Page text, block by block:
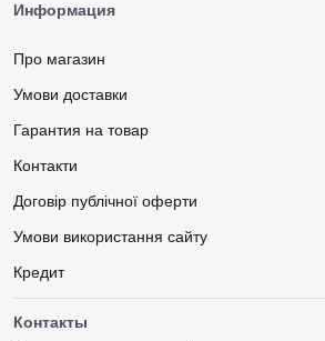
Информация
Про магазин
Умови доставки
Гарантия на товар
Контакти
Договір публічної оферти
Умови використання сайту
Кредит
Контакты